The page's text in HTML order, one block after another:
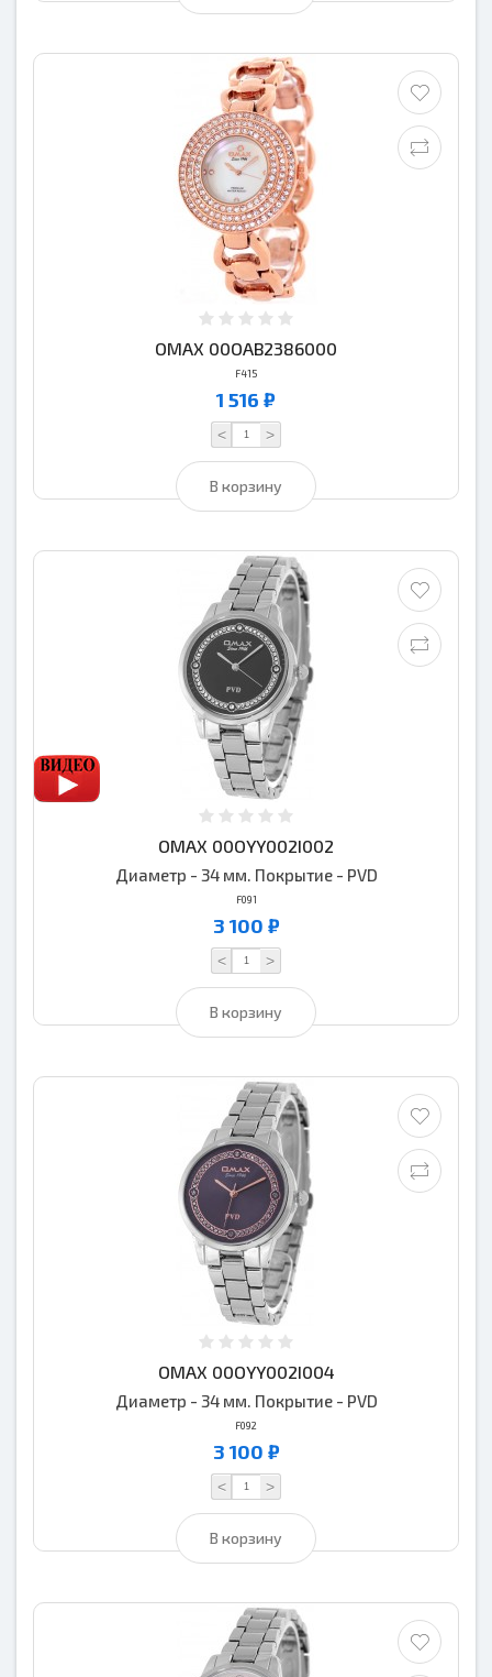
OMAX 00OAB2386000
F415
1 516 ₽
< >
В корзину
OMAX 00OYY002I002
Диаметр - 34 мм. Покрытие - PVD
F091
3 100 ₽
< >
В корзину
OMAX 00OYY002I004
Диаметр - 34 мм. Покрытие - PVD
F092
3 100 ₽
< >
В корзину